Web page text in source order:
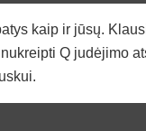
kaip ir jūsų.
Q judėjimo